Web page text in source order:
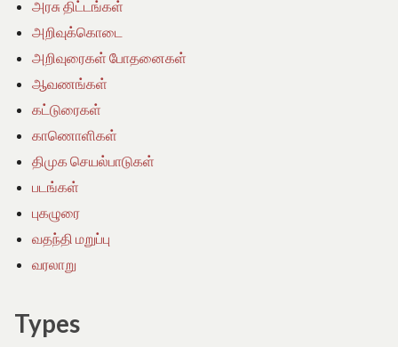
அரசு திட்டங்கள்
அறிவுக்கொடை
அறிவுரைகள் போதனைகள்
ஆவணங்கள்
கட்டுரைகள்
காணொளிகள்
திமுக செயல்பாடுகள்
படங்கள்
புகழுரை
வதந்தி மறுப்பு
வரலாறு
Types